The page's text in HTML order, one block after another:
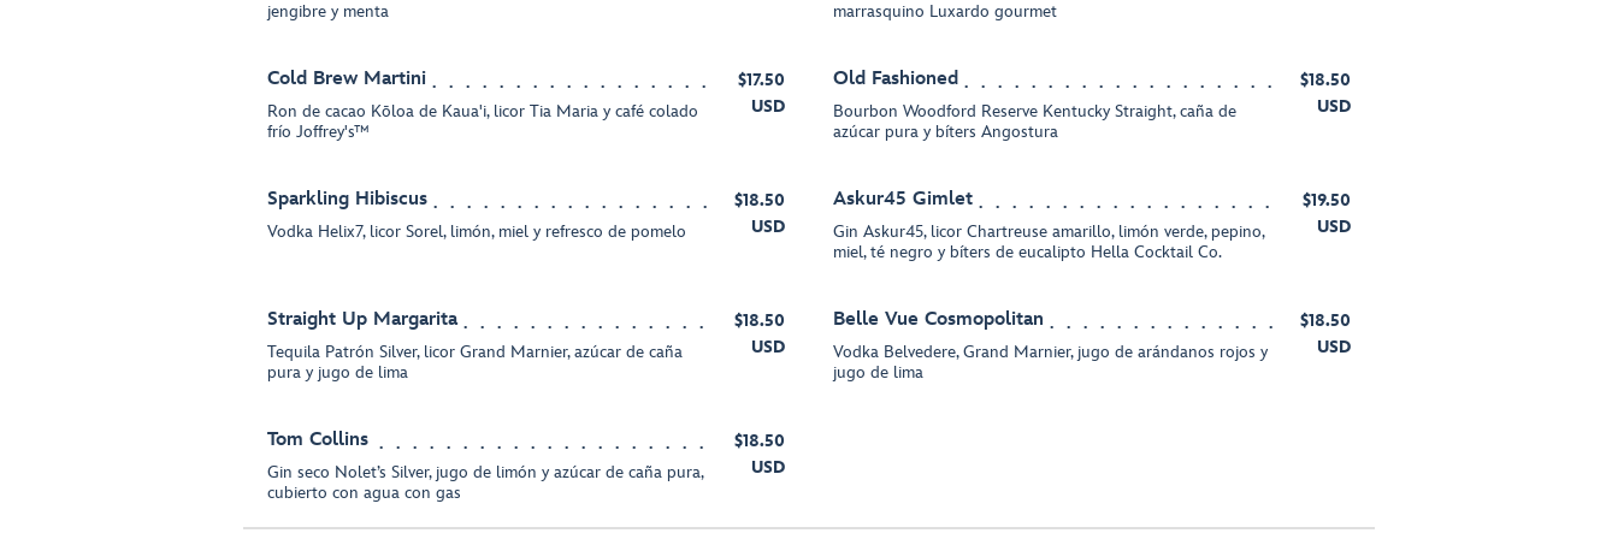
jengibre y menta
marrasquino Luxardo gourmet
Cold Brew Martini
Ron de cacao Kōloa de Kaua'i, licor Tia Maria y café colado
frío Joffrey's™
$17.50
USD
Old Fashioned
Bourbon Woodford Reserve Kentucky Straight, caña de
azúcar pura y bíters Angostura
$18.50
USD
Sparkling Hibiscus
Vodka Helix7, licor Sorel, limón, miel y refresco de pomelo
$18.50
USD
Askur45 Gimlet
Gin Askur45, licor Chartreuse amarillo, limón verde, pepino,
miel, té negro y bíters de eucalipto Hella Cocktail Co.
$19.50
USD
Straight Up Margarita
Tequila Patrón Silver, licor Grand Marnier, azúcar de caña
pura y jugo de lima
$18.50
USD
Belle Vue Cosmopolitan
Vodka Belvedere, Grand Marnier, jugo de arándanos rojos y
jugo de lima
$18.50
USD
Tom Collins
Gin seco Nolet’s Silver, jugo de limón y azúcar de caña pura,
cubierto con agua con gas
$18.50
USD